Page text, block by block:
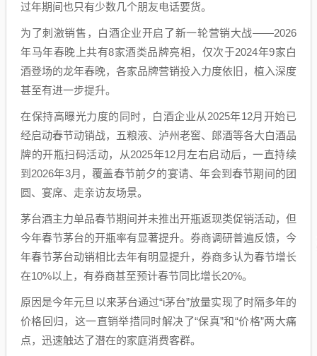
过年期间也只有少数几个朋友电话要货。
为了刺激销售，白酒企业开启了新一轮营销大战——2026
年马年春晚上共有8家酒类品牌亮相，仅次于2024年9家白
酒登场的龙年春晚，各家品牌营销投入力度依旧，植入深度
甚至有进一步提升。
在保持高曝光力度的同时，白酒企业从2025年12月开始已
经启动春节动销战，五粮液、泸州老窖、郎酒等各大白酒品
牌的开瓶扫码活动，从2025年12月左右启动后，一直持续
到2026年3月，覆盖春节前夕的宴请、年会到春节期间的团
圆、宴席、走亲访友场景。
茅台酒主力单品春节期间并未推出开瓶返现类促销活动，但
今年春节茅台的开瓶率有显著提升。券商调研普遍反馈，今
年春节茅台动销相比去年有明显提升，券商多认为春节增长
在10%以上，有券商甚至预计春节同比增长20%。
原因是今年元旦以来茅台通过“i茅台”放量实现了时隔多年的
价格回归，这一直销举措同时解决了“保真”和“价格”两大痛
点，迅速触达了潜在的家庭消费客群。